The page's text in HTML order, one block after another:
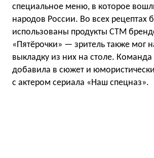
специальное меню, в которое
народов России. Во всех рецептах
использованы продукты СТМ
«Пятёрочки» — зритель также мог
выкладку из них на столе.
добавила в сюжет и
с актером сериала «Наш спецназ».